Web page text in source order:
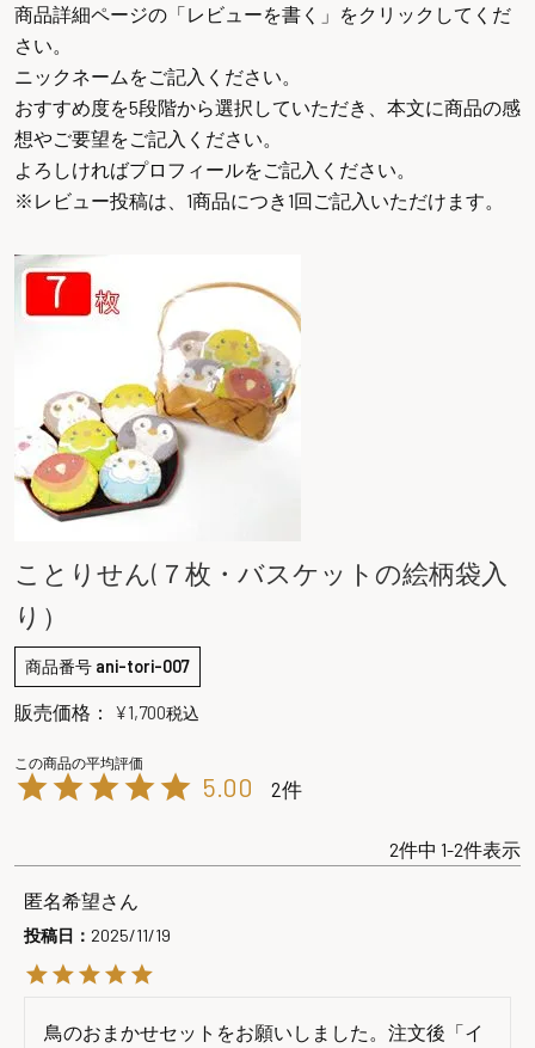
商品詳細ページの「レビューを書く」をクリックしてくだ
さい。
ニックネームをご記入ください。
おすすめ度を5段階から選択していただき、本文に商品の感
想やご要望をご記入ください。
よろしければプロフィールをご記入ください。
※レビュー投稿は、1商品につき1回ご記入いただけます。
ことりせん(７枚・バスケットの絵柄袋入
り）
商品番号 ani-tori-007
販売価格： ¥1,700税込
5.00 2
2件中 1-2件表示
匿名希望
投稿日 2025/11/19
鳥のおまかせセットをお願いしました。注文後「イ